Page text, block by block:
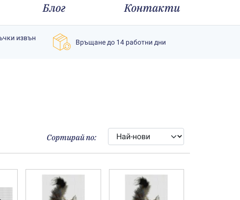
Блог Контакти
извън
Връщане до 14 работни дни
Сортирай по: